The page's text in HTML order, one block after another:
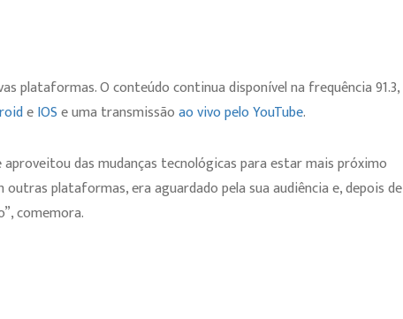
plataformas. O conteúdo continua disponível na frequência 91.3,
eIOSe uma transmissãoao vivo pelo YouTube.
das mudanças tecnológicas para estar mais próximo
outras plataformas, era aguardado pela sua audiência e, depois de
comemora.